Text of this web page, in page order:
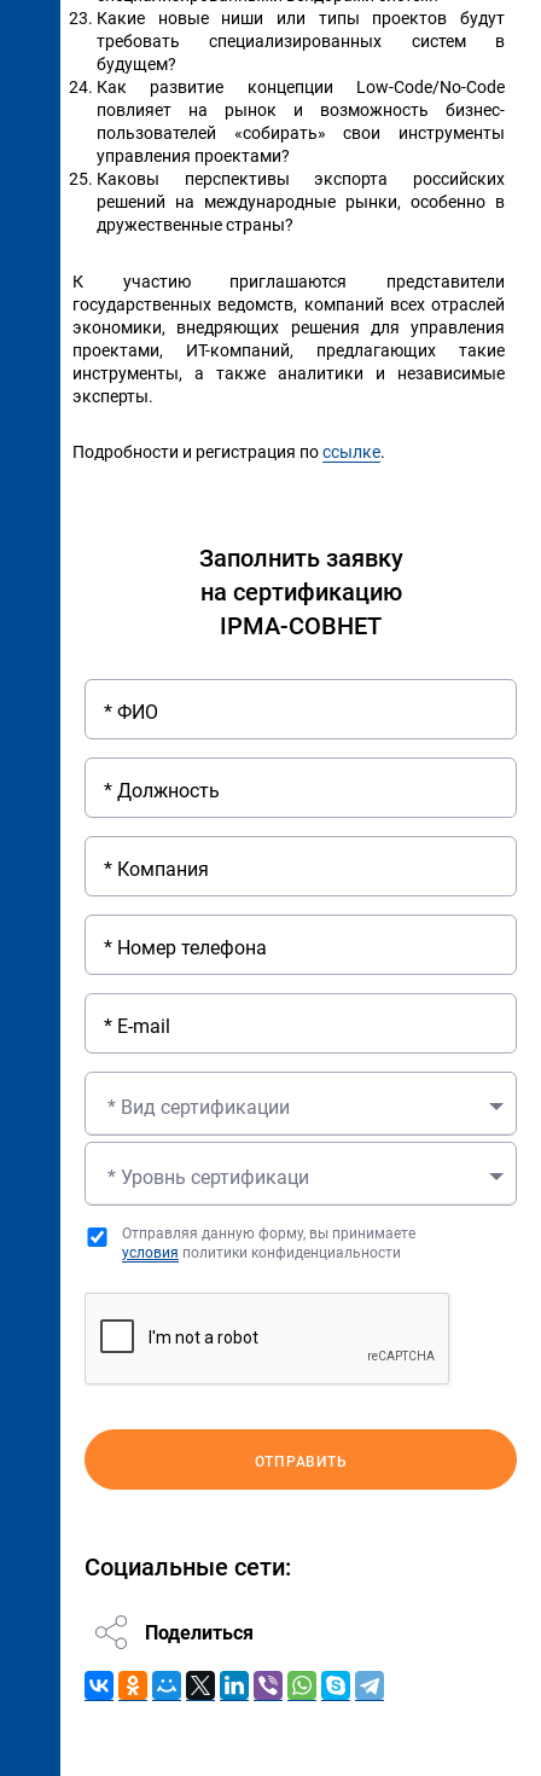
Заполнить заявку
на сертификацию
IPMA-СОВНЕТ
* Вид сертификации
* Уровнь сертификаци
Отправляя данную форму, вы принимаете
условия политики конфиденциальности
ОТПРАВИТЬ
Социальные сети:
Поделиться
Какие новые ниши или типы проектов будут
требовать специализированных систем в
будущем?
Как развитие концепции Low-Code/No-Code
повлияет на рынок и возможность бизнес-
пользователей «собирать» свои инструменты
управления проектами?
Каковы перспективы экспорта российских
решений на международные рынки, особенно в
дружественные страны?
К участию приглашаются представители
государственных ведомств, компаний всех отраслей
экономики, внедряющих решения для управления
проектами, ИТ-компаний, предлагающих такие
инструменты, а также аналитики и независимые
эксперты.
Подробности и регистрация поссылке.